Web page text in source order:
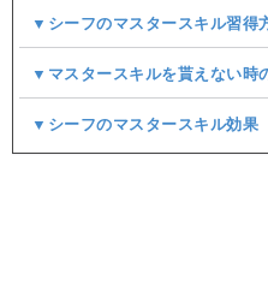
▼シーフのマスタースキル習得
▼マスタースキルを貰えない時
▼シーフのマスタースキル効果